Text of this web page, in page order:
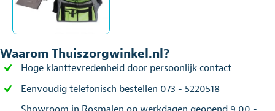
Waarom Thuiszorgwinkel.nl?
Hoge klanttevredenheid door persoonlijk contact
Eenvoudig telefonisch bestellen 073 - 5220518